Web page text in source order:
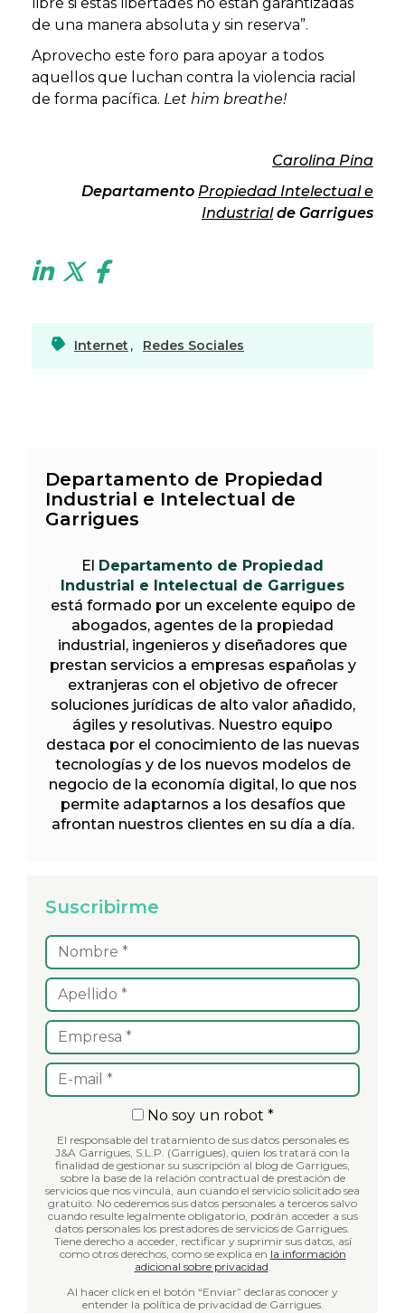
libre si estas libertades no están garantizadas
de una manera absoluta y sin reserva”.
Aprovecho este foro para apoyar a todos
aquellos que luchan contra la violencia racial
de forma pacífica. Let him breathe!
Carolina Pina
Departamento Propiedad Intelectual e
Industrialde Garrigues
Internet , Redes Sociales
Departamento de Propiedad
Industrial e Intelectual de
Garrigues
El
Departamento de Propiedad
Industrial e Intelectual de Garrigues
está formado por un excelente equipo de
abogados, agentes de la propiedad
industrial, ingenieros y diseñadores que
prestan servicios a empresas españolas y
extranjeras con el objetivo de ofrecer
soluciones jurídicas de alto valor añadido,
ágiles y resolutivas. Nuestro equipo
destaca por el conocimiento de las nuevas
tecnologías y de los nuevos modelos de
negocio de la economía digital, lo que nos
permite adaptarnos a los desafíos que
afrontan nuestros clientes en su día a día.
Suscribirme
No soy un robot *
El responsable del tratamiento de sus datos personales es
J&A Garrigues, S.L.P. (Garrigues), quien los tratará con la
finalidad de gestionar su suscripción al blog de Garrigues,
sobre la base de la relación contractual de prestación de
servicios que nos vincula, aun cuando el servicio solicitado sea
gratuito. No cederemos sus datos personales a terceros salvo
cuando resulte legalmente obligatorio, podrán acceder a sus
datos personales los prestadores de servicios de Garrigues.
Tiene derecho a acceder, rectificar y suprimir sus datos, así
como otros derechos, como se explica en la información
adicional sobre privacidad.
Al hacer click en el botón “Enviar” declaras conocer y
entender la política de privacidad de Garrigues.